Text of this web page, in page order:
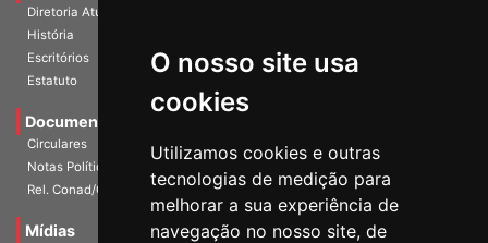
O nosso site usa
cookies
Utilizamos cookies e outras
tecnologias de medição para
melhorar a sua experiência de
navegação no nosso site, de
Diretoria Atual
História
Escritórios
Estatuto
Documentos
Circulares
Notas Políticas
Rel. Conad/Congresso
Mídias